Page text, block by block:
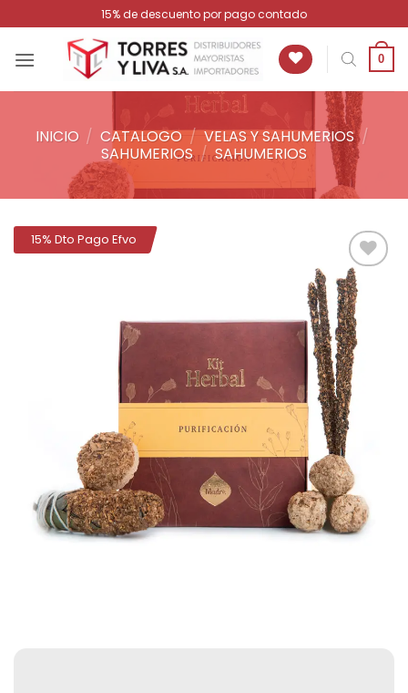
al
contenido
15% de descuento por pago contado
0
INICIO / CATALOGO / VELAS Y SAHUMERIOS /
SAHUMERIOS / SAHUMERIOS
15% Dto Pago Efvo
Añadir
a la
lista de
deseos